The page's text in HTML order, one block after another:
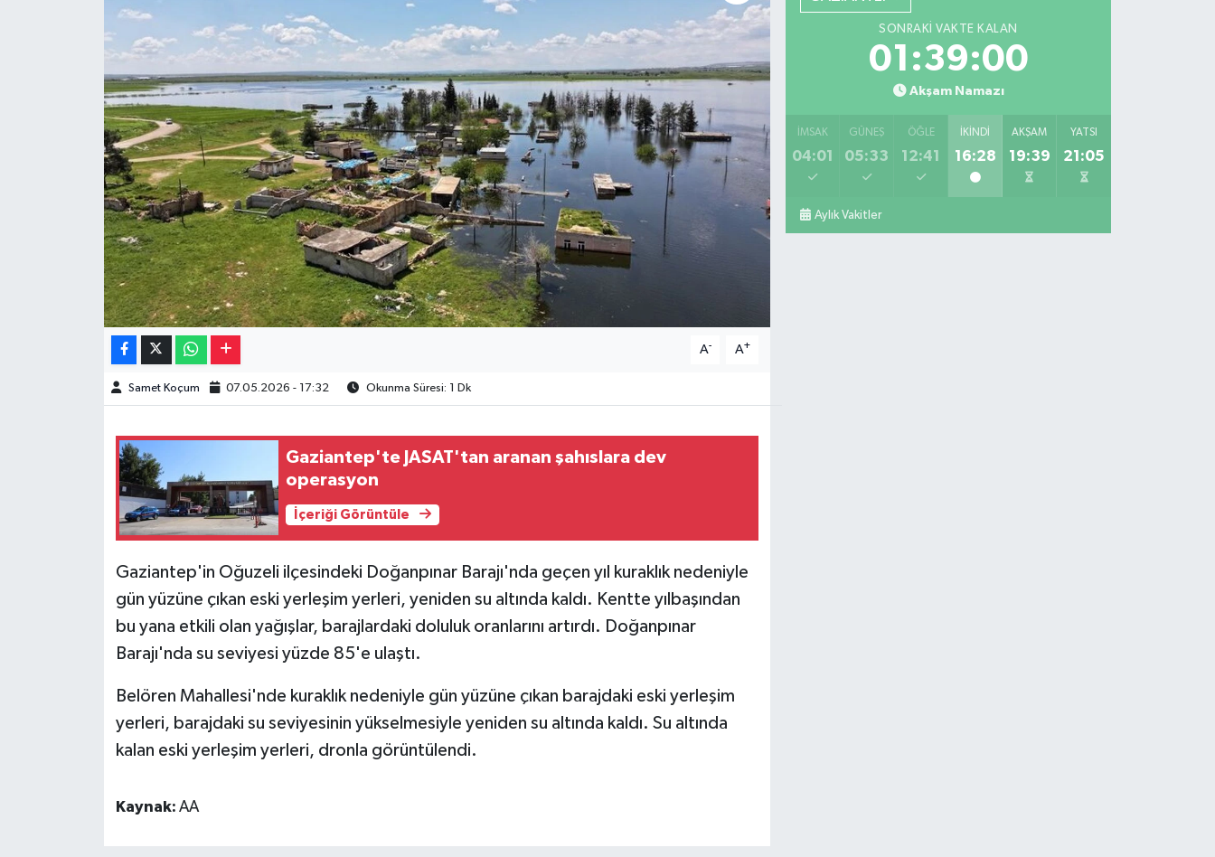
A- A+
Samet Koçum 07.05.2026 - 17:32 Okunma Süresi: 1 Dk
Gaziantep'te JASAT'tan aranan şahıslara dev
operasyon
İçeriği Görüntüle
Gaziantep'in Oğuzeli ilçesindeki Doğanpınar Barajı'nda geçen yıl kuraklık nedeniyle
gün yüzüne çıkan eski yerleşim yerleri, yeniden su altında kaldı. Kentte yılbaşından
bu yana etkili olan yağışlar, barajlardaki doluluk oranlarını artırdı. Doğanpınar
Barajı'nda su seviyesi yüzde 85'e ulaştı.
Belören Mahallesi'nde kuraklık nedeniyle gün yüzüne çıkan barajdaki eski yerleşim
yerleri, barajdaki su seviyesinin yükselmesiyle yeniden su altında kaldı. Su altında
kalan eski yerleşim yerleri, dronla görüntülendi.
Kaynak: AA
SONRAKI VAKTE KALAN
01:38:59
Akşam Namazı
İMSAK
04:01
GÜNEŞ
05:33
ÖĞLE
12:41
İKINDI
16:28
AKŞAM
19:39
YATSI
21:05
Aylık Vakitler
Resmi İlanlar
Sinemalar
Siyaset
Video Haber
Yeme-İçme